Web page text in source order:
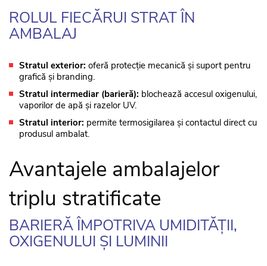
ROLUL FIECĂRUI STRAT ÎN
AMBALAJ
Stratul exterior: oferă protecție mecanică și suport pentru
grafică și branding.
Stratul intermediar (barieră): blochează accesul oxigenului,
vaporilor de apă și razelor UV.
Stratul interior: permite termosigilarea și contactul direct cu
produsul ambalat.
Avantajele ambalajelor
triplu stratificate
BARIERĂ ÎMPOTRIVA UMIDITĂȚII,
OXIGENULUI ȘI LUMINII